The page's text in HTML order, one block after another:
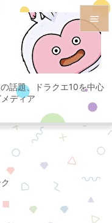
話題、ドラクエ10を中心
ディア

メニュ

サイド

次へ
検索